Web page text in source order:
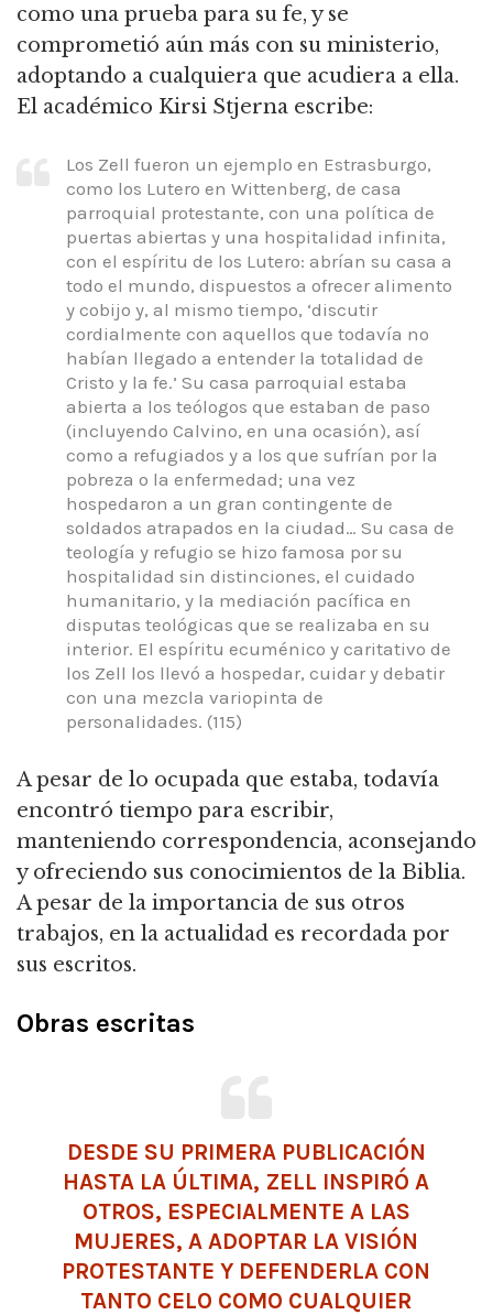
como una prueba para su fe, y se
comprometió aún más con su ministerio,
adoptando a cualquiera que acudiera a ella.
El académico Kirsi Stjerna escribe:
Los Zell fueron un ejemplo en Estrasburgo,
como los Lutero en Wittenberg, de casa
parroquial protestante, con una política de
puertas abiertas y una hospitalidad infinita,
con el espíritu de los Lutero: abrían su casa a
todo el mundo, dispuestos a ofrecer alimento
y cobijo y, al mismo tiempo, ‘discutir
cordialmente con aquellos que todavía no
habían llegado a entender la totalidad de
Cristo y la fe.’ Su casa parroquial estaba
abierta a los teólogos que estaban de paso
(incluyendo Calvino, en una ocasión), así
como a refugiados y a los que sufrían por la
pobreza o la enfermedad; una vez
hospedaron a un gran contingente de
soldados atrapados en la ciudad… Su casa de
teología y refugio se hizo famosa por su
hospitalidad sin distinciones, el cuidado
humanitario, y la mediación pacífica en
disputas teológicas que se realizaba en su
interior. El espíritu ecuménico y caritativo de
los Zell los llevó a hospedar, cuidar y debatir
con una mezcla variopinta de
personalidades. (115)
A pesar de lo ocupada que estaba, todavía
encontró tiempo para escribir,
manteniendo correspondencia, aconsejando
y ofreciendo sus conocimientos de la Biblia.
A pesar de la importancia de sus otros
trabajos, en la actualidad es recordada por
sus escritos.
Obras escritas
DESDE SU PRIMERA PUBLICACIÓN
HASTA LA ÚLTIMA, ZELL INSPIRÓ A
OTROS, ESPECIALMENTE A LAS
MUJERES, A ADOPTAR LA VISIÓN
PROTESTANTE Y DEFENDERLA CON
TANTO CELO COMO CUALQUIER